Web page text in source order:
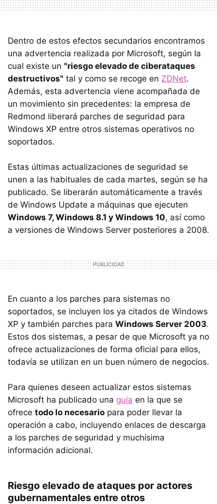
Dentro de estos efectos secundarios encontramos
una advertencia realizada por Microsoft, según la
cual existe un "riesgo elevado de ciberataques
destructivos" tal y como se recoge en ZDNet.
Además, esta advertencia viene acompañada de
un movimiento sin precedentes: la empresa de
Redmond liberará parches de seguridad para
Windows XP entre otros sistemas operativos no
soportados.
Estas últimas actualizaciones de seguridad se
unen a las habituales de cada martes, según se ha
publicado. Se liberarán automáticamente a través
de Windows Update a máquinas que ejecuten
Windows 7, Windows 8.1 y Windows 10, así como
a versiones de Windows Server posteriores a 2008.
En cuanto a los parches para sistemas no
soportados, se incluyen los ya citados de Windows
XP y también parches para Windows Server 2003.
Estos dos sistemas, a pesar de que Microsoft ya no
ofrece actualizaciones de forma oficial para ellos,
todavía se utilizan en un buen número de negocios.
Para quienes deseen actualizar estos sistemas
Microsoft ha publicado una guía en la que se
ofrece todo lo necesario para poder llevar la
operación a cabo, incluyendo enlaces de descarga
a los parches de seguridad y muchísima
información adicional.
Riesgo elevado de ataques por actores
gubernamentales entre otros